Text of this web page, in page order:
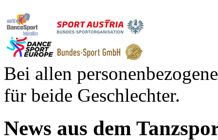
Bei allen
für beide Geschlechter.
News aus dem